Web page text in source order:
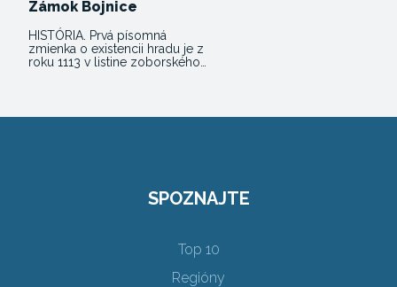
Zámok Bojnice
HISTÓRIA. Prvá písomná
zmienka o existencii hradu je z
roku 1113 v listine zoborského…
SPOZNAJTE
Top 10
Regióny